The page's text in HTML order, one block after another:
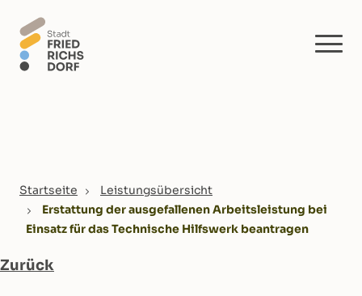
You are here:
Startseite
Leistungsübersicht
Erstattung der ausgefallenen Arbeitsleistung bei
Einsatz für das Technische Hilfswerk beantragen
Zurück